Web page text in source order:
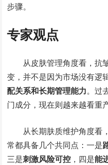
步骤。
专家观点
从皮肤管理角度看，抗
变，并不是因为市场没有逻
配关系和长期管理能力。过
门成分，现在则越来越看重
从长期肤质维护角度看
常都具备几个共同点：一是
三是刺激风险可控 ，四是能